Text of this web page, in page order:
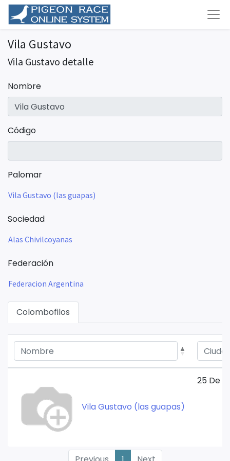
Vila Gustavo
Vila Gustavo detalle
Nombre
Código
Palomar
Vila Gustavo (las guapas)
Sociedad
Alas Chivilcoyanas
Federación
Federacion Argentina
Colombofilos
Vila Gustavo (las guapas)
25 De